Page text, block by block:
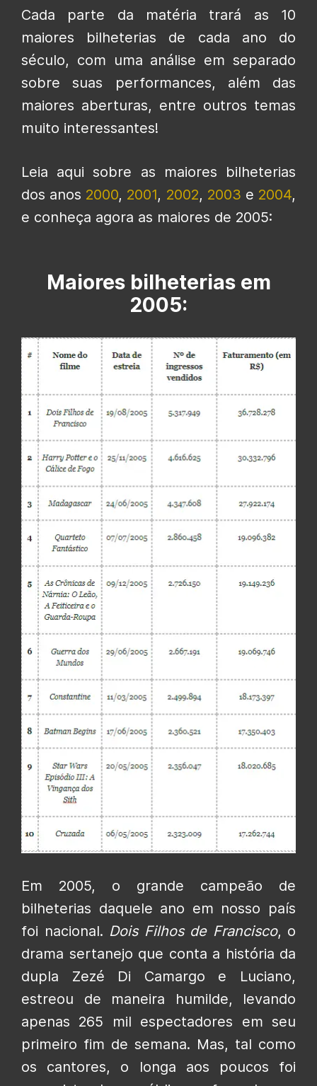
Cada parte da matéria trará as 10
maiores bilheterias de cada ano do
século, com uma análise em separado
sobre suas performances, além das
maiores aberturas, entre outros temas
muito interessantes!
Leia aqui sobre as maiores bilheterias
dos anos 2000, 2001, 2002, 2003 e 2004,
e conheça agora as maiores de 2005:
Maiores bilheterias em
2005:
Em 2005, o grande campeão de
bilheterias daquele ano em nosso país
foi nacional. Dois Filhos de Francisco, o
drama sertanejo que conta a história da
dupla Zezé Di Camargo e Luciano,
estreou de maneira humilde, levando
apenas 265 mil espectadores em seu
primeiro fim de semana. Mas, tal como
os cantores, o longa aos poucos foi